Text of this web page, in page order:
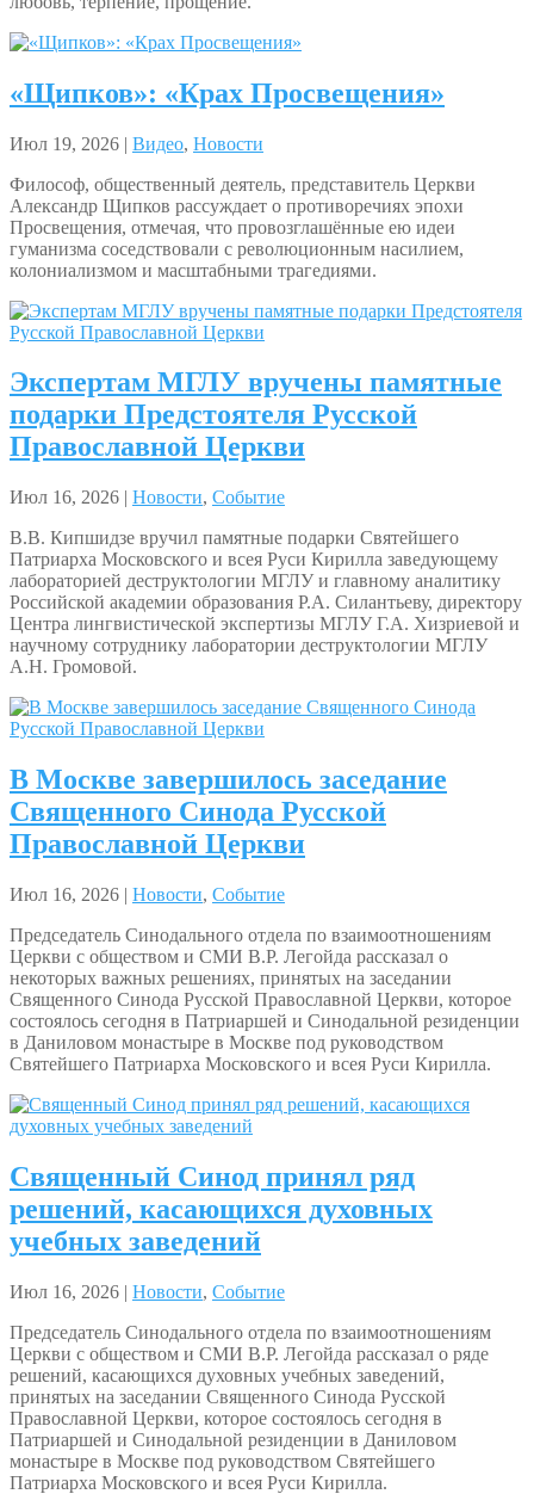
«Щипков»: «Крах Просвещения»
Июл 19, 2026 | Видео, Новости
Философ, общественный деятель, представитель Церкви
Александр Щипков рассуждает о противоречиях эпохи
Просвещения, отмечая, что провозглашённые ею идеи
гуманизма соседствовали с революционным насилием,
колониализмом и масштабными трагедиями.
Экспертам МГЛУ вручены памятные
подарки Предстоятеля Русской
Православной Церкви
Июл 16, 2026 | Новости, Событие
В.В. Кипшидзе вручил памятные подарки Святейшего
Патриарха Московского и всея Руси Кирилла заведующему
лабораторией деструктологии МГЛУ и главному аналитику
Российской академии образования Р.А. Силантьеву, директору
Центра лингвистической экспертизы МГЛУ Г.А. Хизриевой и
научному сотруднику лаборатории деструктологии МГЛУ
А.Н. Громовой.
В Москве завершилось заседание
Священного Синода Русской
Православной Церкви
Июл 16, 2026 | Новости, Событие
Председатель Синодального отдела по взаимоотношениям
Церкви с обществом и СМИ В.Р. Легойда рассказал о
некоторых важных решениях, принятых на заседании
Священного Синода Русской Православной Церкви, которое
состоялось сегодня в Патриаршей и Синодальной резиденции
в Даниловом монастыре в Москве под руководством
Святейшего Патриарха Московского и всея Руси Кирилла.
Священный Синод принял ряд
решений, касающихся духовных
учебных заведений
Июл 16, 2026 | Новости, Событие
Председатель Синодального отдела по взаимоотношениям
Церкви с обществом и СМИ В.Р. Легойда рассказал о ряде
решений, касающихся духовных учебных заведений,
принятых на заседании Священного Синода Русской
Православной Церкви, которое состоялось сегодня в
Патриаршей и Синодальной резиденции в Даниловом
монастыре в Москве под руководством Святейшего
Патриарха Московского и всея Руси Кирилла.